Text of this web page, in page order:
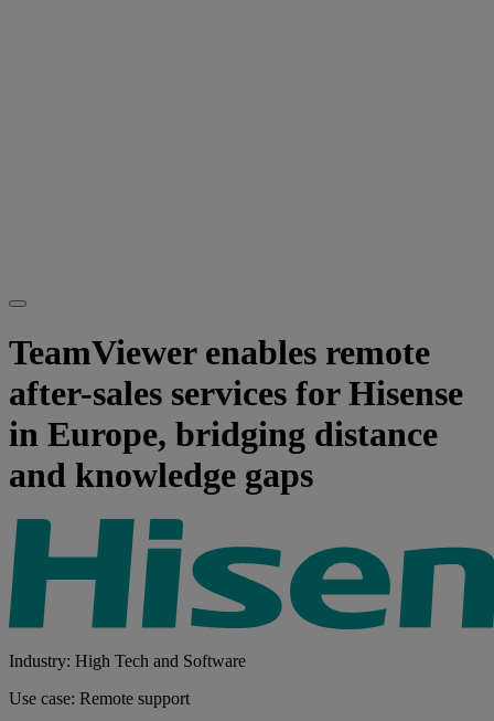
TeamViewer enables remote
after-sales services for Hisense
in Europe, bridging distance
and knowledge gaps
Industry: High Tech and Software
Use case: Remote support